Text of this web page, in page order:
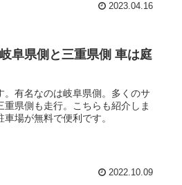
2023.04.16
阜県側と三重県側 車は庭
。有名なのは岐阜県側。多くのサ
県側も走行。こちらも紹介しま
場が無料で便利です。
2022.10.09